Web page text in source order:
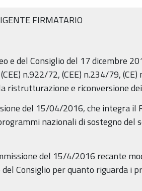
FIRMATARIO
e del Consiglio del 17 dicembre
n.922/72, (CEE) n.234/79,
ristrutturazione e riconversione
del 15/04/2016, che integra il
nazionali di sostegno del
del 15/4/2016 recante
Consiglio per quanto riguarda i